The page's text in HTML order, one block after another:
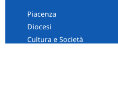
Piacenza
Diocesi
Cultura e Società